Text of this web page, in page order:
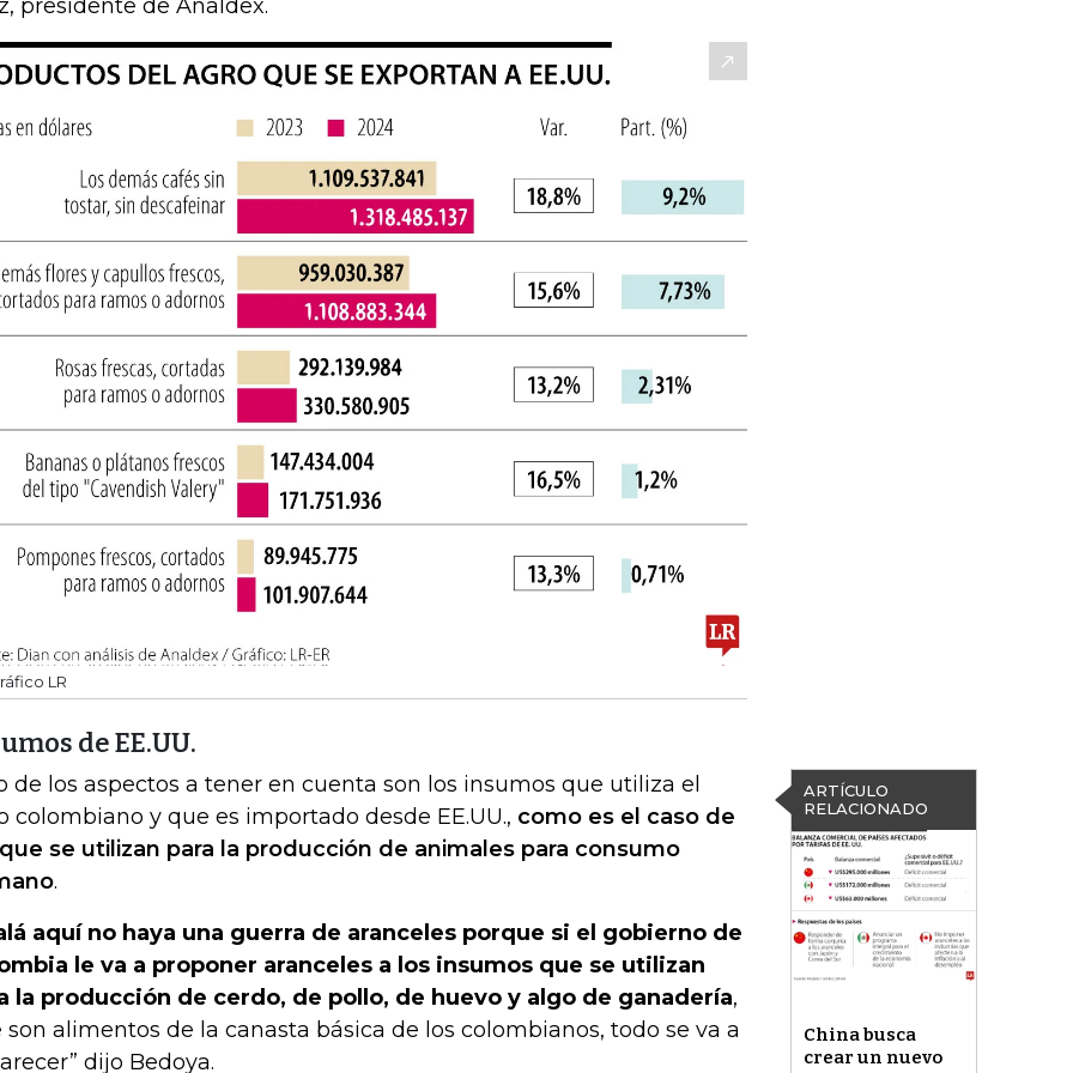
presidente de Analdex.
LR
de EE.UU.
ARTÍCULO
RELACIONADO
China busca
crear un nuevo
de los aspectos a tener en cuenta son los insumos que utiliza el
colombiano y que es importado desde EE.UU., como es el caso de
se utilizan para la producción de animales para consumo
.
aquí no haya una guerra de aranceles porque si el gobierno de
le va a proponer aranceles a los insumos que se utilizan
la producción de cerdo, de pollo, de huevo y algo de ganadería,
son alimentos de la canasta básica de los colombianos, todo se va a
dijo Bedoya.